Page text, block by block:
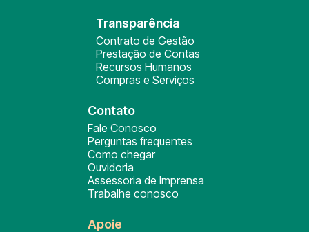
Transparência
Contrato de Gestão
Prestação de Contas
Recursos Humanos
Compras e Serviços
Contato
Fale Conosco
Perguntas frequentes
Como chegar
Ouvidoria
Assessoria de Imprensa
Trabalhe conosco
Apoie